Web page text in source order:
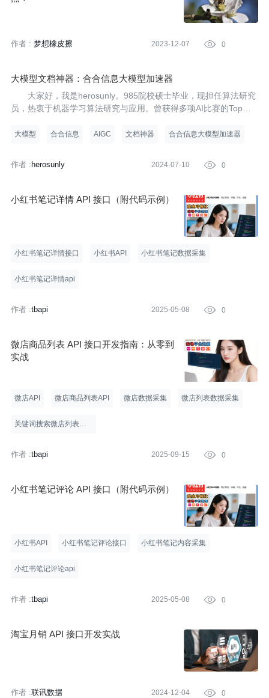
作者 : 梦想橡皮擦 2023-12-07  0
大模型文档神器：合合信息大模型加速器
大家好，我是herosunly。985院校硕士毕业，现担任算法研究
员，热衷于机器学习算法研究与应用。曾获得多项AI比赛的Top名
信息大模型加速器，希望对学习大语言模型的同学们有所帮助。
大模型 合合信息 AIGC 文档神器 合合信息大模型加速器
作者 : herosunly 2024-07-10  0
小红书笔记详情 API 接口（附代码示例）
小红书笔记详情接口 小红书API 小红书笔记数据采集
小红书笔记详情api
作者 :tbapi 2025-05-08  0
微店商品列表 API 接口开发指南：从零到
实战
微店API 微店商品列表API 微店数据采集 微店列表数据采集
关键词搜索微店列表接
作者 :tbapi 2025-09-15  0
小红书笔记评论 API 接口（附代码示例）
小红书API 小红书笔记评论接口 小红书笔记内容采集
小红书笔记评论api
作者 :tbapi 2025-05-08  0
淘宝月销 API 接口开发实战
作者 :联讯数据 2024-12-04  0